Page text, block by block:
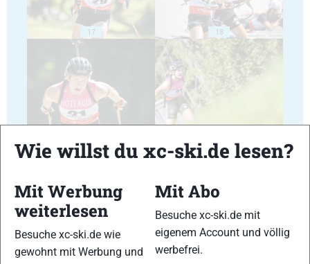
17 18
21 22
Wie willst du xc-ski.de lesen?
Mit Werbung
weiterlesen
Besuche xc-ski.de wie
gewohnt mit Werbung und
Mit Abo
Besuche xc-ski.de mit
eigenem Account und völlig
werbefrei.